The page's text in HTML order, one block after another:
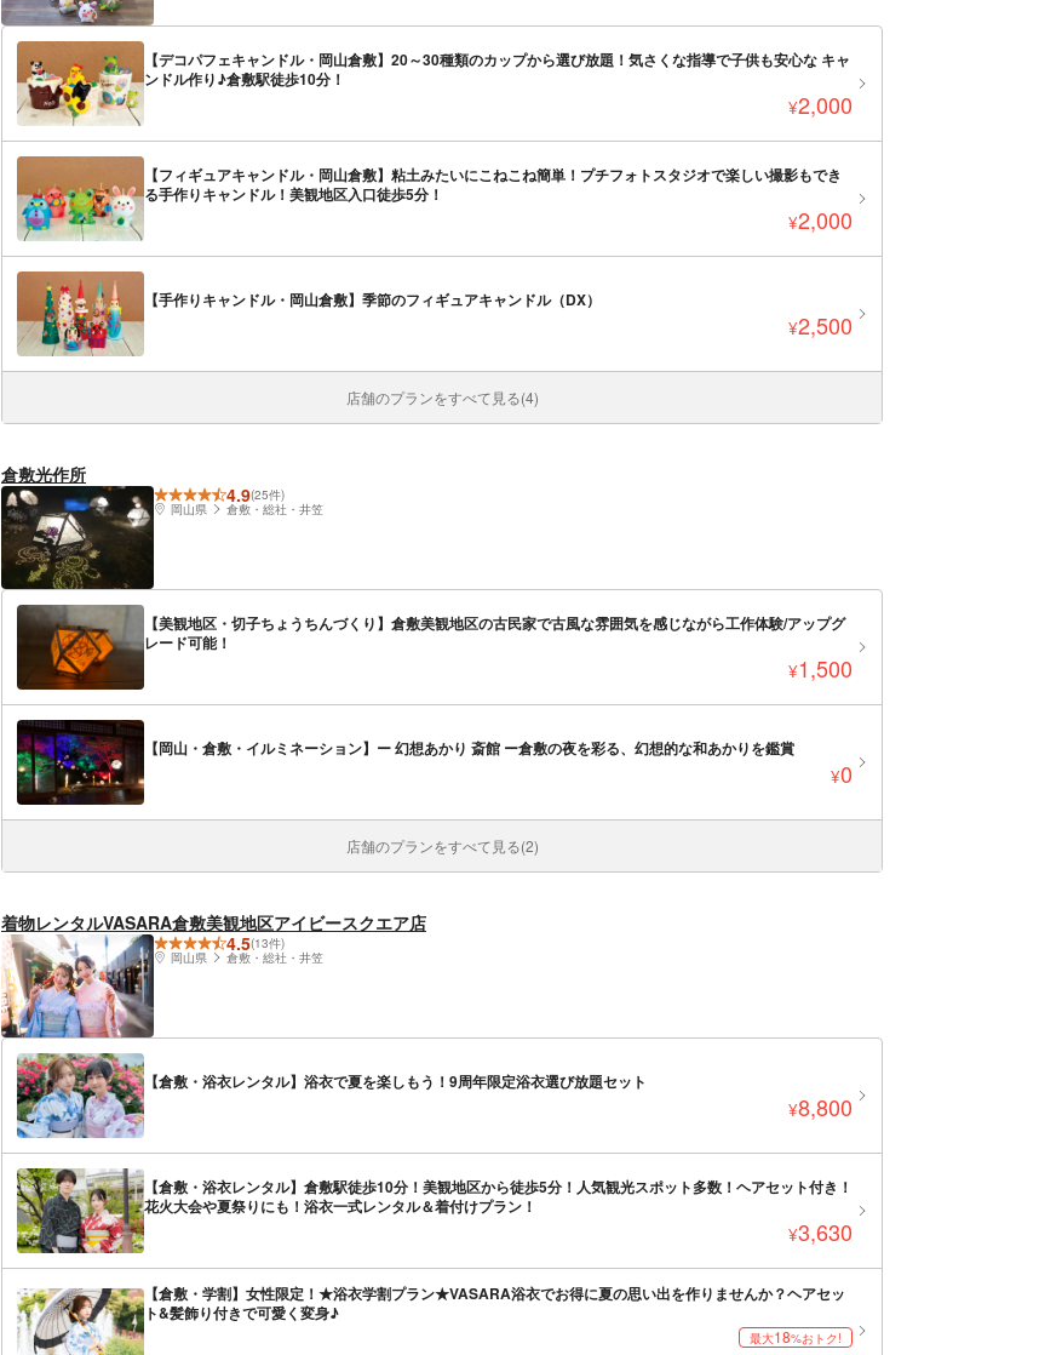
【デコパフェキャンドル・岡山倉敷】20～30種類のカップから選び放題！気さくな指導で子供も安心な キャ
ンドル作り♪倉敷駅徒歩10分！
¥2,000
【フィギュアキャンドル・岡山倉敷】粘土みたいにこねこね簡単！プチフォトスタジオで楽しい撮影もでき
る手作りキャンドル！美観地区入口徒歩5分！
¥2,000
【手作りキャンドル・岡山倉敷】季節のフィギュアキャンドル（DX）
¥2,500
店舗のプランをすべて見る(4)
倉敷光作所
4.9(25件)
岡山県
倉敷・総社・井笠
【美観地区・切子ちょうちんづくり】倉敷美観地区の古民家で古風な雰囲気を感じながら工作体験/アップグ
レード可能！
¥1,500
【岡山・倉敷・イルミネーション】ー 幻想あかり 斎館 ー倉敷の夜を彩る、幻想的な和あかりを鑑賞
¥0
店舗のプランをすべて見る(2)
着物レンタルVASARA倉敷美観地区アイビースクエア店
4.5(13件)
岡山県
倉敷・総社・井笠
【倉敷・浴衣レンタル】浴衣で夏を楽しもう！9周年限定浴衣選び放題セット
¥8,800
【倉敷・浴衣レンタル】倉敷駅徒歩10分！美観地区から徒歩5分！人気観光スポット多数！ヘアセット付き！
花火大会や夏祭りにも！浴衣一式レンタル＆着付けプラン！
¥3,630
【倉敷・学割】女性限定！★浴衣学割プラン★VASARA浴衣でお得に夏の思い出を作りませんか？ヘアセッ
ト&髪飾り付きで可愛く変身♪
最大18%おトク!